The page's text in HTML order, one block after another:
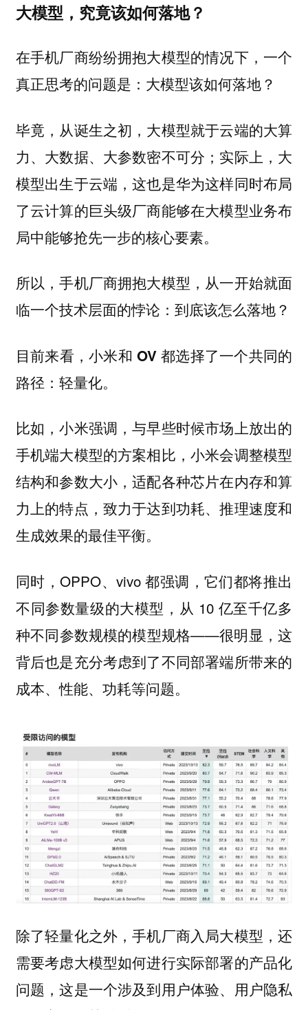
大模型，究竟该如何落地？
在手机厂商纷纷拥抱大模型的情况下，一个
真正思考的问题是：大模型该如何落地？
毕竟，从诞生之初，大模型就于云端的大算
力、大数据、大参数密不可分；实际上，大
模型出生于云端，这也是华为这样同时布局
了云计算的巨头级厂商能够在大模型业务布
局中能够抢先一步的核心要素。
所以，手机厂商拥抱大模型，从一开始就面
临一个技术层面的悖论：到底该怎么落地？
目前来看，小米和 OV 都选择了一个共同的
路径：轻量化。
比如，小米强调，与早些时候市场上放出的
手机端大模型的方案相比，小米会调整模型
结构和参数大小，适配各种芯片在内存和算
力上的特点，致力于达到功耗、推理速度和
生成效果的最佳平衡。
同时，OPPO、vivo 都强调，它们都将推出
不同参数量级的大模型，从 10 亿至千亿多
种不同参数规模的模型规格——很明显，这
背后也是充分考虑到了不同部署端所带来的
成本、性能、功耗等问题。
除了轻量化之外，手机厂商入局大模型，还
需要考虑大模型如何进行实际部署的产品化
问题，这是一个涉及到用户体验、用户隐私